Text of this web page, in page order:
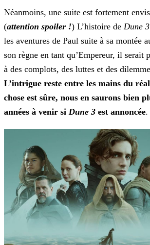
Néanmoins, une suite est fortement
(attention spoiler !) L’histoire de Dune 3
les aventures de Paul suite à sa montée
son règne en tant qu’Empereur, il serait
à des complots, des luttes et des
L’intrigue reste entre les mains du
chose est sûre, nous en saurons bien
années à venir si Dune 3 est annoncée.